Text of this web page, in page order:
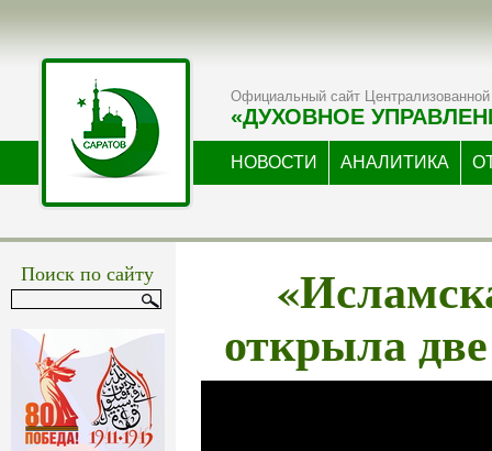
Официальный сайт Централизованной
«ДУХОВНОЕ
НОВОСТИ АНАЛИТИКА
Поиск по сайту
открыла